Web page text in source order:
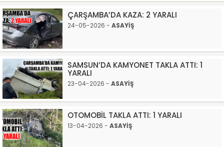
ÇARŞAMBA’DA KAZA: 2 YARALI
24-05-2026 - ASAYİŞ
SAMSUN’DA KAMYONET TAKLA ATTI: 1
YARALI
23-04-2026 - ASAYİŞ
OTOMOBİL TAKLA ATTI: 1 YARALI
13-04-2026 - ASAYİŞ